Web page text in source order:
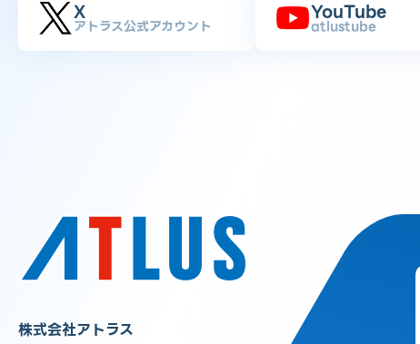
X
アトラス公式アカウント
YouTube
atlustube
株式会社アトラス